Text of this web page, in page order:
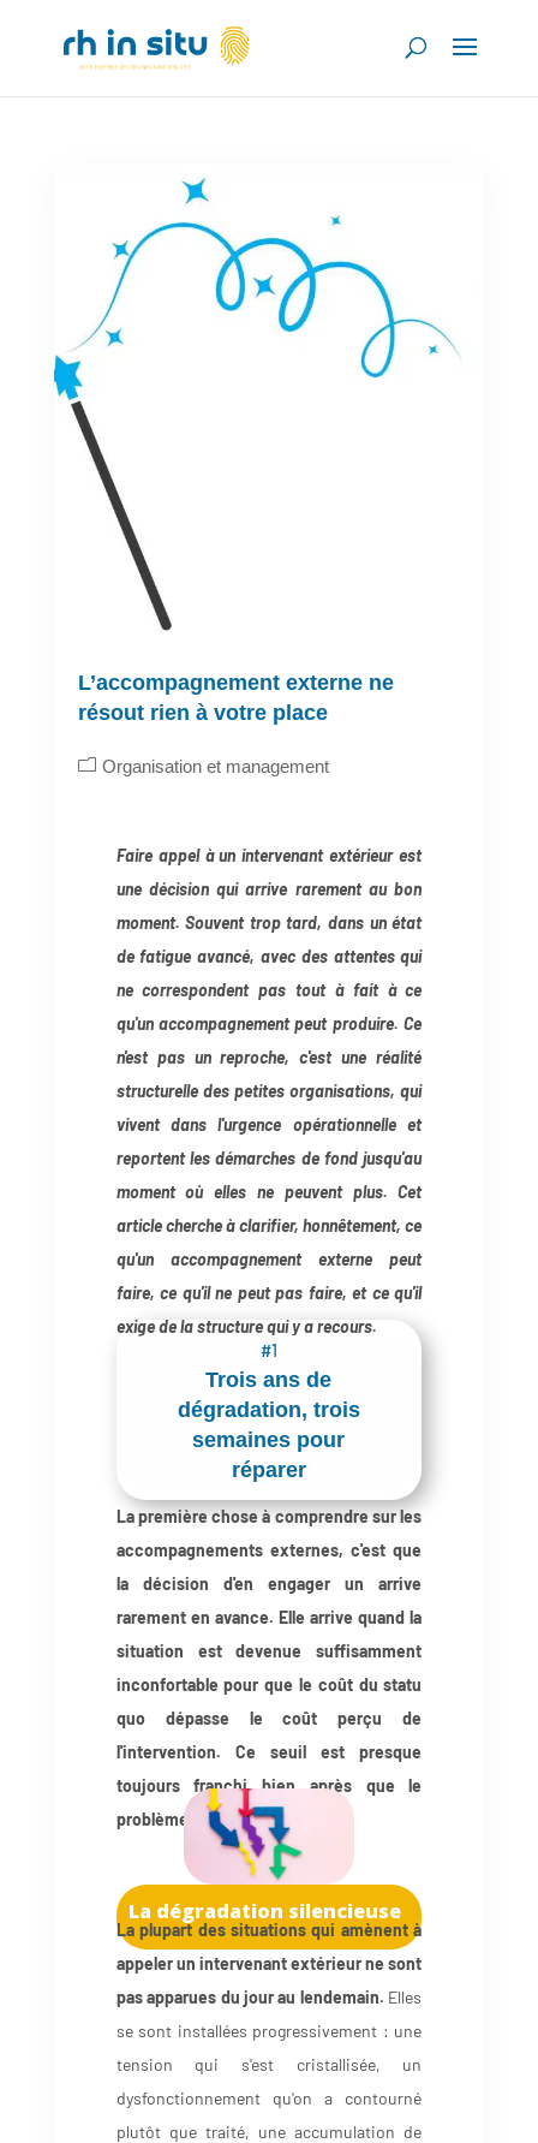
L’accompagnement externe ne
résout rien à votre place
Organisation et management
Faire appel à un intervenant extérieur est
une décision qui arrive rarement au bon
moment. Souvent trop tard, dans un état
de fatigue avancé, avec des attentes qui
ne correspondent pas tout à fait à ce
qu'un accompagnement peut produire. Ce
n'est pas un reproche, c'est une réalité
structurelle des petites organisations, qui
vivent dans l'urgence opérationnelle et
reportent les démarches de fond jusqu'au
moment où elles ne peuvent plus. Cet
article cherche à clarifier, honnêtement, ce
qu'un accompagnement externe peut
faire, ce qu'il ne peut pas faire, et ce qu'il
exige de la structure qui y a recours.
#1
Trois ans de
dégradation, trois
semaines pour
réparer
La première chose à comprendre sur les
accompagnements externes, c'est que
la décision d'en engager un arrive
rarement en avance. Elle arrive quand la
situation est devenue suffisamment
inconfortable pour que le coût du statu
quo dépasse le coût perçu de
l'intervention. Ce seuil est presque
toujours franchi bien après que le
problème aurait pu être traité.
La dégradation silencieuse
La plupart des situations qui amènent à
appeler un intervenant extérieur ne sont
pas apparues du jour au lendemain. Elles
se sont installées progressivement : une
tension qui s'est cristallisée, un
dysfonctionnement qu'on a contourné
plutôt que traité, une accumulation de